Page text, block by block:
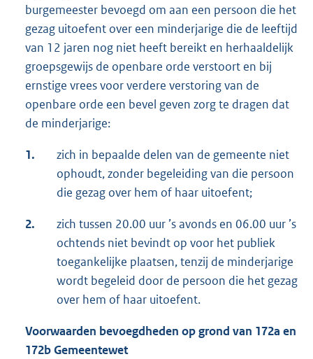
burgemeester bevoegd om aan een persoon die het
gezag uitoefent over een minderjarige die de leeftijd
van 12 jaren nog niet heeft bereikt en herhaaldelijk
groepsgewijs de openbare orde verstoort en bij
ernstige vrees voor verdere verstoring van de
openbare orde een bevel geven zorg te dragen dat
de minderjarige:
1.
zich in bepaalde delen van de gemeente niet
ophoudt, zonder begeleiding van die persoon
die gezag over hem of haar uitoefent;
2.
zich tussen 20.00 uur ’s avonds en 06.00 uur ’s
ochtends niet bevindt op voor het publiek
toegankelijke plaatsen, tenzij de minderjarige
wordt begeleid door de persoon die het gezag
over hem of haar uitoefent.
Voorwaarden bevoegdheden op grond van 172a en
172b Gemeentewet